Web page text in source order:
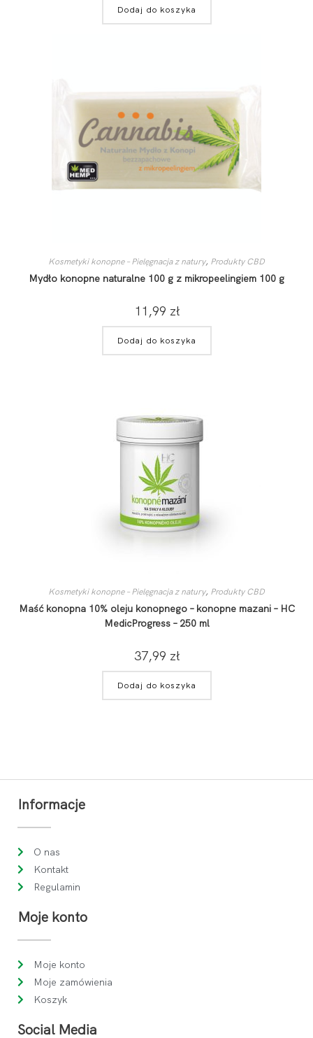
Dodaj do koszyka
Kosmetyki konopne – Pielęgnacja z natury, Produkty CBD
Mydło konopne naturalne 100 g z mikropeelingiem 100 g
11,99 zł
Dodaj do koszyka
Kosmetyki konopne – Pielęgnacja z natury, Produkty CBD
Maść konopna 10% oleju konopnego – konopne mazani – HC
MedicProgress – 250 ml
37,99 zł
Dodaj do koszyka
Informacje
O nas
Kontakt
Regulamin
Moje konto
Moje konto
Moje zamówienia
Koszyk
Social Media